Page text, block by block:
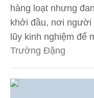
hàng loạt nhưng
khởi đầu, nơi người
lũy kinh nghiệm để
Trường Đặng